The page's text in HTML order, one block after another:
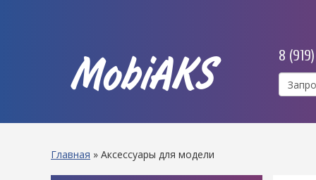
MobiAKS
8
Главная » Аксессуары для модели